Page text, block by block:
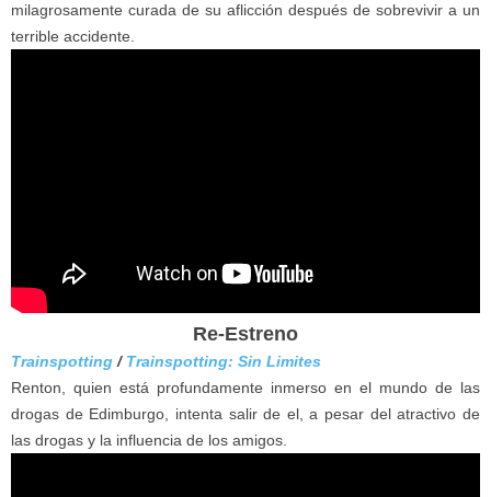
milagrosamente curada de su aflicción después de sobrevivir a un
terrible accidente.
Re-Estreno
Trainspotting / Trainspotting: Sin Limites
Renton, quien está profundamente inmerso en el mundo de las
drogas de Edimburgo, intenta salir de el, a pesar del atractivo de
las drogas y la influencia de los amigos.